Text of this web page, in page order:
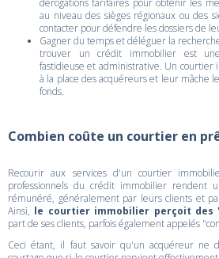
dérogations tarifaires pour obtenir les
au niveau des sièges régionaux ou des
contacter pour défendre les dossiers de
Gagner du temps et déléguer la
trouver un crédit immobilier est une
fastidieuse et administrative. Un courtier
à la place des acquéreurs et leur mâche
fonds.
Combien coûte un courtier en
Recourir aux services d'un courtier
professionnels du crédit immobilier rendent
rémunéré, généralement par leurs clients et
Ainsi, le courtier immobilier perçoit des
part de ses clients, parfois également appelés
Ceci étant, il faut savoir qu'un acquéreur ne